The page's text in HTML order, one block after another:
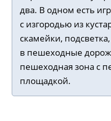
два. В одном есть
с изгородью из
скамейки,
в пешеходные
пешеходная зона с
площадкой.